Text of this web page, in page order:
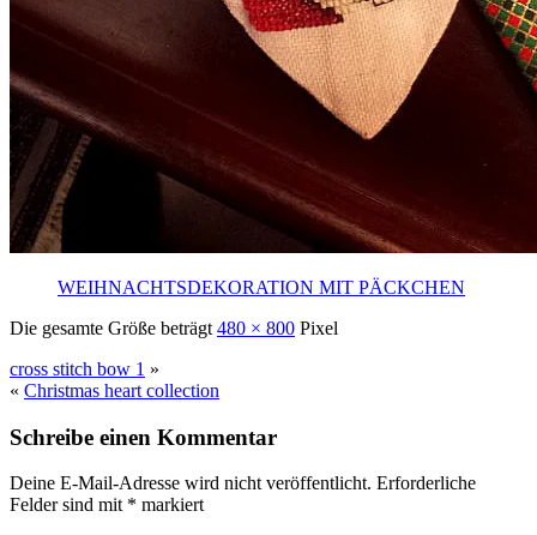
WEIHNACHTSDEKORATION MIT PÄCKCHEN
Die gesamte Größe beträgt 480 × 800 Pixel
cross stitch bow 1 »
« Christmas heart collection
Schreibe einen Kommentar
Deine E-Mail-Adresse wird nicht veröffentlicht. Erforderliche
Felder sind mit * markiert